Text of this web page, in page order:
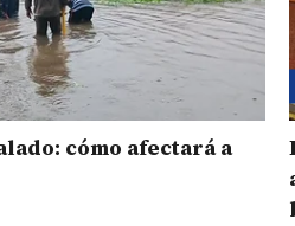
cómo afectará a